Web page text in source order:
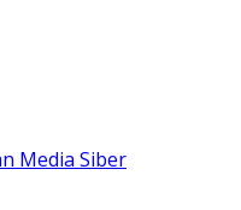
Media Siber